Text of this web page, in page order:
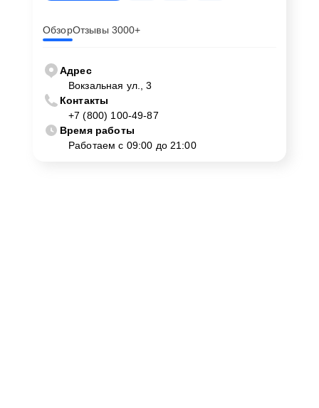
ОбзорОтзывы 3000+
Адрес
Вокзальная ул., 3
Контакты
+7 (800) 100-49-87
Время работы
Работаем с 09:00 до 21:00